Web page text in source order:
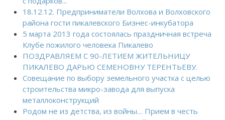
18.12.12. Предприниматели Волхова и Волховского
района гости пикалевского Бизнес-инкубатора
5 марта 2013 года состоялась праздничная встреча
Клубе пожилого человека Пикалево
ПОЗДРАВЛЯЕМ С 90-ЛЕТИЕМ ЖИТЕЛЬНИЦУ
ПИКАЛЕВО ДАРЬЮ СЕМЕНОВНУ ТЕРЕНТЬЕВУ.
Cовещание по выбору земельного участка с целью
строительства микро-завода для выпуска
металлоконструкций
Родом не из детства, из войны… Прием в честь